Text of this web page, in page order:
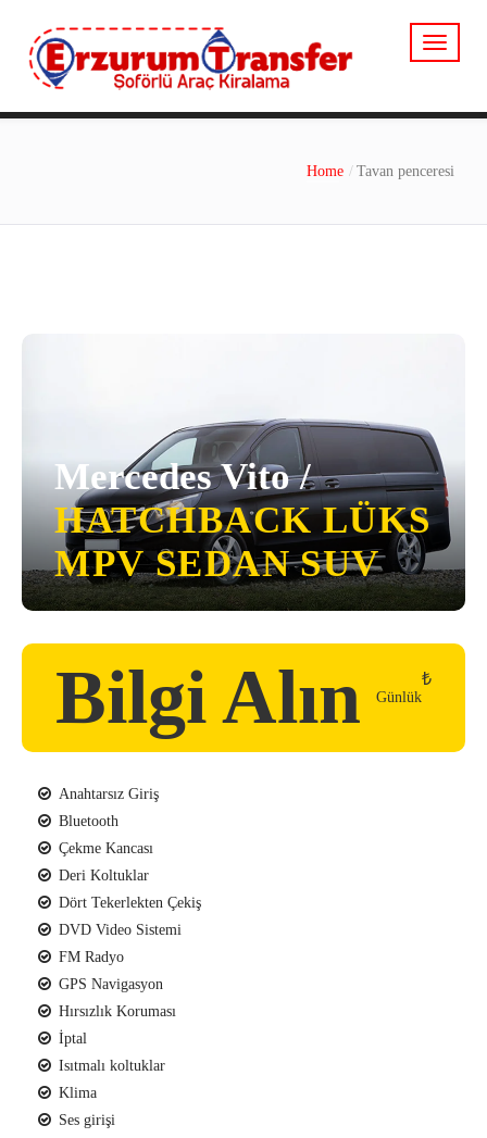
Home Tavan penceresi
Mercedes Vito /
HATCHBACK LÜKS
MPV SEDAN SUV
Bilgi Alın Günlük
₺
Anahtarsız Giriş
Bluetooth
Çekme Kancası
Deri Koltuklar
Dört Tekerlekten Çekiş
DVD Video Sistemi
FM Radyo
GPS Navigasyon
Hırsızlık Koruması
İptal
Isıtmalı koltuklar
Klima
Ses girişi